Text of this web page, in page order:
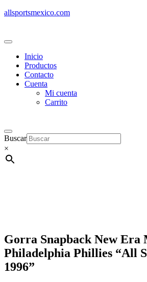
allsportsmexico.com
Inicio
Productos
Contacto
Cuenta
Mi cuenta
Carrito
Buscar
×
Gorra Snapback New Era
Philadelphia Phillies “All
1996”